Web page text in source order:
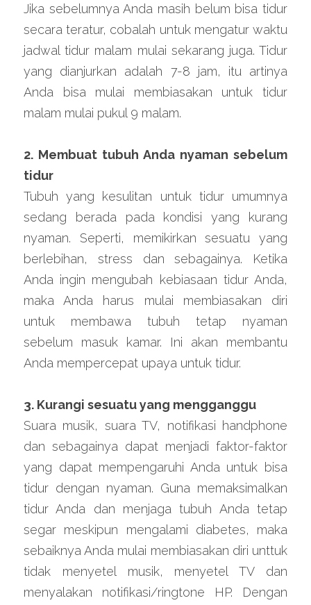
Jika sebelumnya Anda masih belum bisa tidur
secara teratur, cobalah untuk mengatur waktu
jadwal tidur malam mulai sekarang juga. Tidur
yang dianjurkan adalah 7-8 jam, itu artinya
Anda bisa mulai membiasakan untuk tidur
malam mulai pukul 9 malam.
2. Membuat tubuh Anda nyaman sebelum
tidur
Tubuh yang kesulitan untuk tidur umumnya
sedang berada pada kondisi yang kurang
nyaman. Seperti, memikirkan sesuatu yang
berlebihan, stress dan sebagainya. Ketika
Anda ingin mengubah kebiasaan tidur Anda,
maka Anda harus mulai membiasakan diri
untuk membawa tubuh tetap nyaman
sebelum masuk kamar. Ini akan membantu
Anda mempercepat upaya untuk tidur.
3. Kurangi sesuatu yang mengganggu
Suara musik, suara TV, notifikasi handphone
dan sebagainya dapat menjadi faktor-faktor
yang dapat mempengaruhi Anda untuk bisa
tidur dengan nyaman. Guna memaksimalkan
tidur Anda dan menjaga tubuh Anda tetap
segar meskipun mengalami diabetes, maka
sebaiknya Anda mulai membiasakan diri unttuk
tidak menyetel musik, menyetel TV dan
menyalakan notifikasi/ringtone HP. Dengan